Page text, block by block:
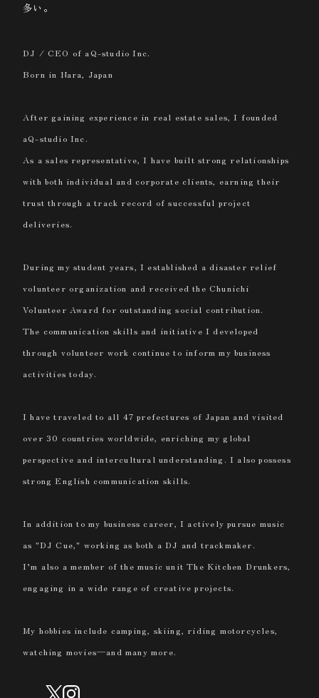
多い。
DJ / CEO of aQ-studio Inc.
Born in Nara, Japan
After gaining experience in real estate sales, I founded
aQ-studio Inc.
As a sales representative, I have built strong relationships
with both individual and corporate clients, earning their
trust through a track record of successful project
deliveries.
During my student years, I established a disaster relief
volunteer organization and received the Chunichi
Volunteer Award for outstanding social contribution.
The communication skills and initiative I developed
through volunteer work continue to inform my business
activities today.
I have traveled to all 47 prefectures of Japan and visited
over 30 countries worldwide, enriching my global
perspective and intercultural understanding. I also possess
strong English communication skills.
In addition to my business career, I actively pursue music
as "DJ Cue," working as both a DJ and trackmaker.
I’m also a member of the music unit The Kitchen Drunkers,
engaging in a wide range of creative projects.
My hobbies include camping, skiing, riding motorcycles,
watching movies—and many more.